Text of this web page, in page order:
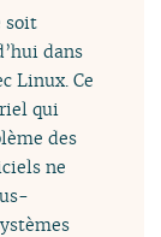
soit
dans
Linux. Ce
qui
des
ne